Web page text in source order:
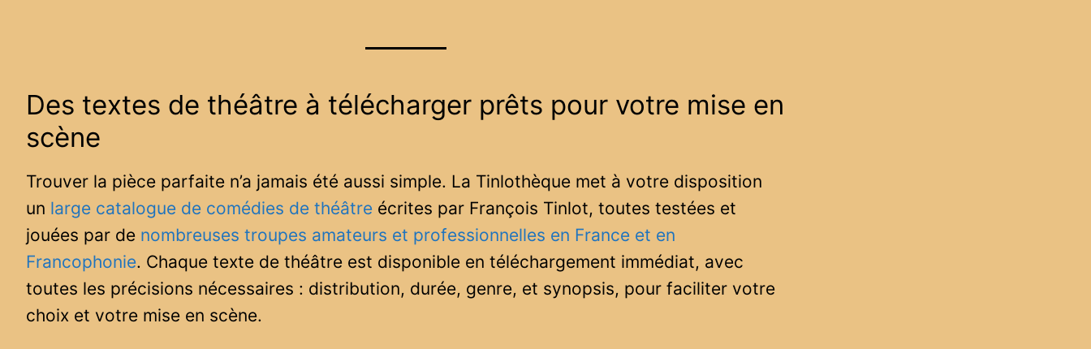
Des textes de théâtre à télécharger prêts pour votre mise en
scène
Trouver la pièce parfaite n’a jamais été aussi simple. La Tinlothèque met à votre disposition
un large catalogue de comédies de théâtre écrites par François Tinlot, toutes testées et
jouées par de nombreuses troupes amateurs et professionnelles en France et en
Francophonie. Chaque texte de théâtre est disponible en téléchargement immédiat, avec
toutes les précisions nécessaires : distribution, durée, genre, et synopsis, pour faciliter votre
choix et votre mise en scène.